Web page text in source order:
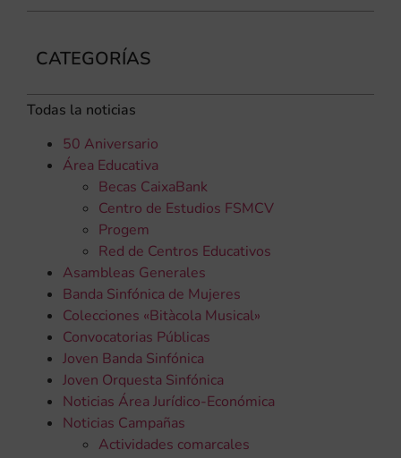
CATEGORÍAS
Todas la noticias
50 Aniversario
Área Educativa
Becas CaixaBank
Centro de Estudios FSMCV
Progem
Red de Centros Educativos
Asambleas Generales
Banda Sinfónica de Mujeres
Colecciones «Bitàcola Musical»
Convocatorias Públicas
Joven Banda Sinfónica
Joven Orquesta Sinfónica
Noticias Área Jurídico-Económica
Noticias Campañas
Actividades comarcales